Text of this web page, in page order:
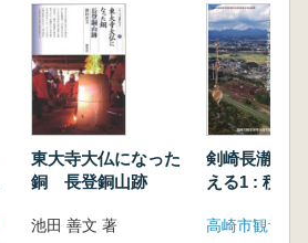
郎・関根史比古・坂本 稔・
明)
遺跡にみる弥生後期の集団像
分析・年代学的調査にも
討―(濵田竜彦)
構造論とDNA分析(清家 章)
社会親族関係の一様相―木
墓群出土例を中心に―(谷畑
東大寺大仏になった
銅 長登銅山跡
池田 善文 著
剣崎長瀞西
える1 : 積石